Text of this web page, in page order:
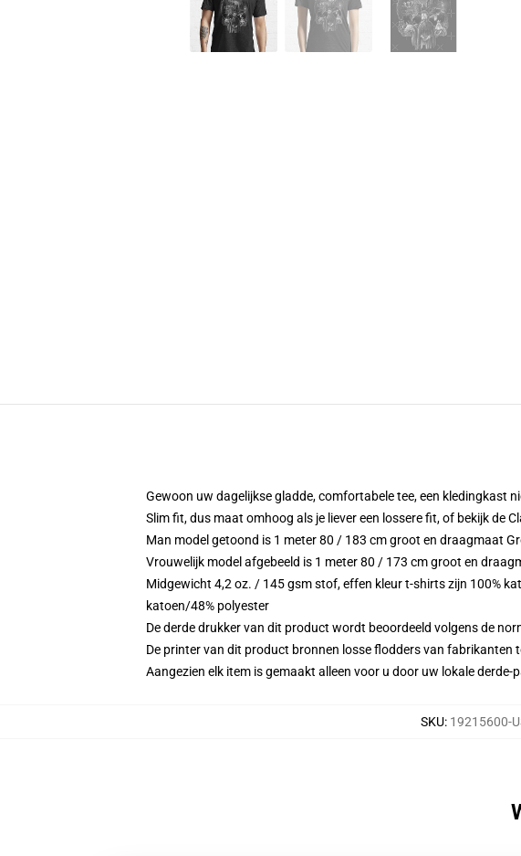
Gewoon uw dagelijkse gladde, comfortabele tee, een kledingkast
Slim fit, dus maat omhoog als je liever een lossere fit, of bekijk de
Man model getoond is 1 meter 80 / 183 cm groot en draagmaat
Vrouwelijk model afgebeeld is 1 meter 80 / 173 cm groot en
Midgewicht 4,2 oz. / 145 gsm stof, effen kleur t-shirts zijn 100%
katoen/48% polyester
De derde drukker van dit product wordt beoordeeld volgens de
De printer van dit product bronnen losse flodders van
Aangezien elk item is gemaakt alleen voor u door uw lokale
SKU: 19215600-